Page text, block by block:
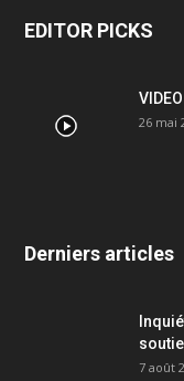
EDITOR PICKS
26 mai
Derniers articles
7 août